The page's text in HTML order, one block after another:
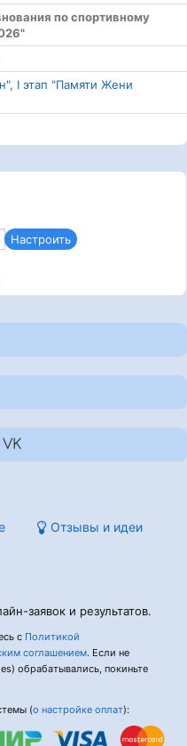
по спортивному
I этап "Памяти Жени
Настроить
Отзывы и идеи
заявок и результатов.
с Политикой
соглашением. Если не
обрабатывались, покиньте
(о настройке оплат):